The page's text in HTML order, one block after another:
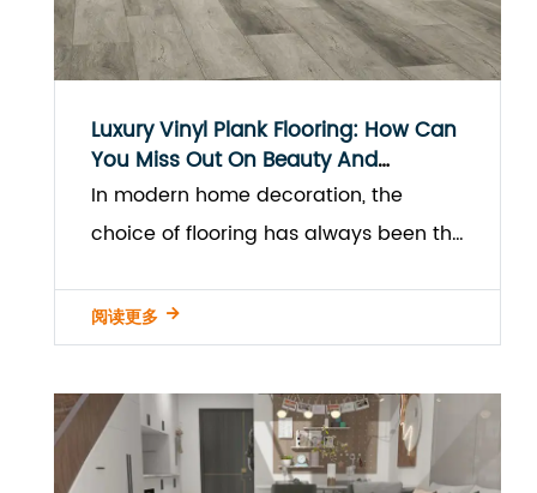
Luxury Vinyl Plank Flooring: How Can
You Miss Out On Beauty And
Comfort?
In modern home decoration, the
choice of flooring has always been the
for floor de...
阅读更多